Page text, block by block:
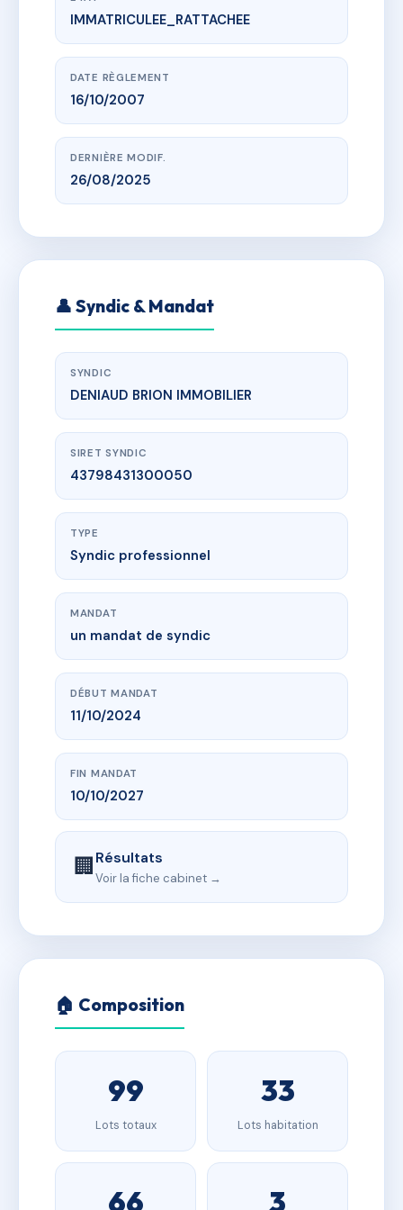
www.vme.plus/AB3602141
SDC Le Clos du Val de Garonne
9 rue Michèle Perrein
IMMATRICULEE_RATTACHEE
DATE RÈGLEMENT
16/10/2007
DERNIÈRE MODIF.
26/08/2025
👤 Syndic & Mandat
SYNDIC
DENIAUD BRION IMMOBILIER
SIRET SYNDIC
43798431300050
TYPE
Syndic professionnel
MANDAT
un mandat de syndic
DÉBUT MANDAT
11/10/2024
FIN MANDAT
10/10/2027
🏢Résultats
Voir la fiche cabinet →
🏠 Composition
99
Lots totaux
33
Lots habitation
66 3